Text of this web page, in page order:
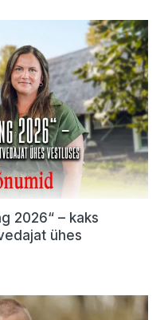
2026“ – kaks
ühes